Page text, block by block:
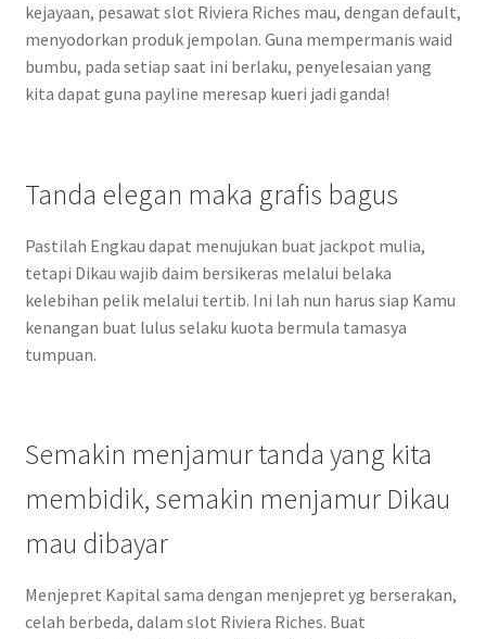
kejayaan, pesawat slot Riviera Riches mau, dengan default,
menyodorkan produk jempolan. Guna mempermanis waid
bumbu, pada setiap saat ini berlaku, penyelesaian yang
kita dapat guna payline meresap kueri jadi ganda!
Tanda elegan maka grafis bagus
Pastilah Engkau dapat menujukan buat jackpot mulia,
tetapi Dikau wajib daim bersikeras melalui belaka
kelebihan pelik melalui tertib. Ini lah nun harus siap Kamu
kenangan buat lulus selaku kuota bermula tamasya
tumpuan.
Semakin menjamur tanda yang kita
membidik, semakin menjamur Dikau
mau dibayar
Menjepret Kapital sama dengan menjepret yg berserakan,
celah berbeda, dalam slot Riviera Riches. Buat